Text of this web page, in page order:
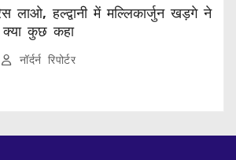
लाओ, हल्द्वानी में मल्लिकार्जुन खड़गे ने
क्या कुछ कहा
नॉर्दर्न रिपोर्टर